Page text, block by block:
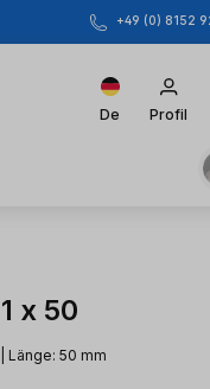
+49 (0) 8152
De Profil
x 50
Länge: 50 mm